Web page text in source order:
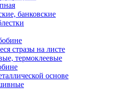
банковские
стразы на листе
термоклеевые
основе